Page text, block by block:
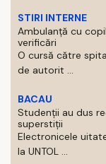
STIRI INTERNE
Ambulanță cu
verificări
O cursă către
de autorit ...
BACAU
Studenții au dus
superstiții
Electronicele
la UNTOL ...